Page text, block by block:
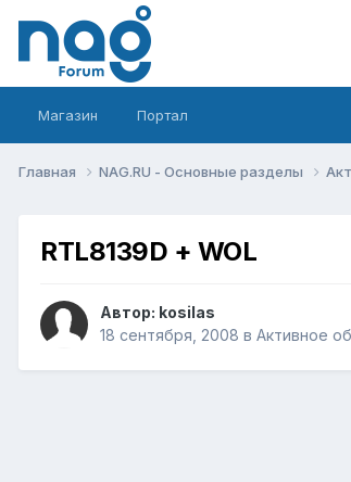
Магазин Портал
Главная NAG.RU - Основные разделы
RTL8139D + WOL
Автор: kosilas
18 сентября, 2008 в Активное